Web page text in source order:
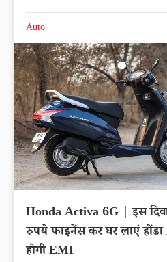
Auto
Honda Activa 6G | इस
रुपये फाइनेंस कर घर लाएं
होगी EMI